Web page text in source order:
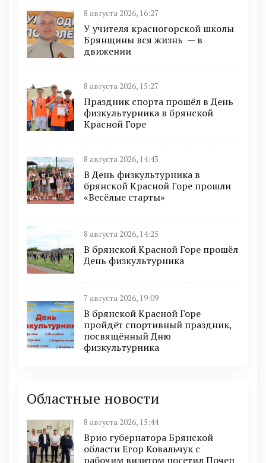
8 августа 2026, 16:27
У учителя красногорской школы
Брянщины вся жизнь — в
движении
8 августа 2026, 15:27
Праздник спорта прошёл в День
физкультурника в брянской
Красной Горе
8 августа 2026, 14:43
В День физкультурника в
брянской Красной Горе прошли
«Весёлые старты»
8 августа 2026, 14:25
В брянской Красной Горе прошёл
День физкультурника
7 августа 2026, 19:09
В брянской Красной Горе
пройдёт спортивный праздник,
посвящённый Дню
физкультурника
Областные новости
8 августа 2026, 15:44
Врио губернатора Брянской
области Егор Ковальчук с
рабочим визитом посетил Почеп